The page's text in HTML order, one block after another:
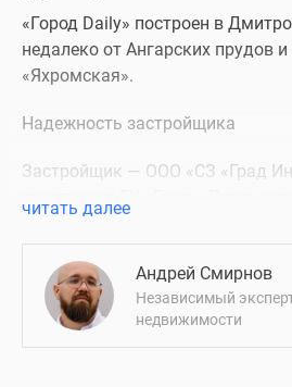
«Город Daily» построен в
недалеко от Ангарских прудов
«Яхромская».
Надежность застройщика
Застройщик — ООО «СЗ «Град
участии ГК «Град» построено
недвижимости, в том числе
Нахабино, Химках, Домодедово.
Описание ЖК
читать далее
Андрей Смирнов
Независимый
недвижимости